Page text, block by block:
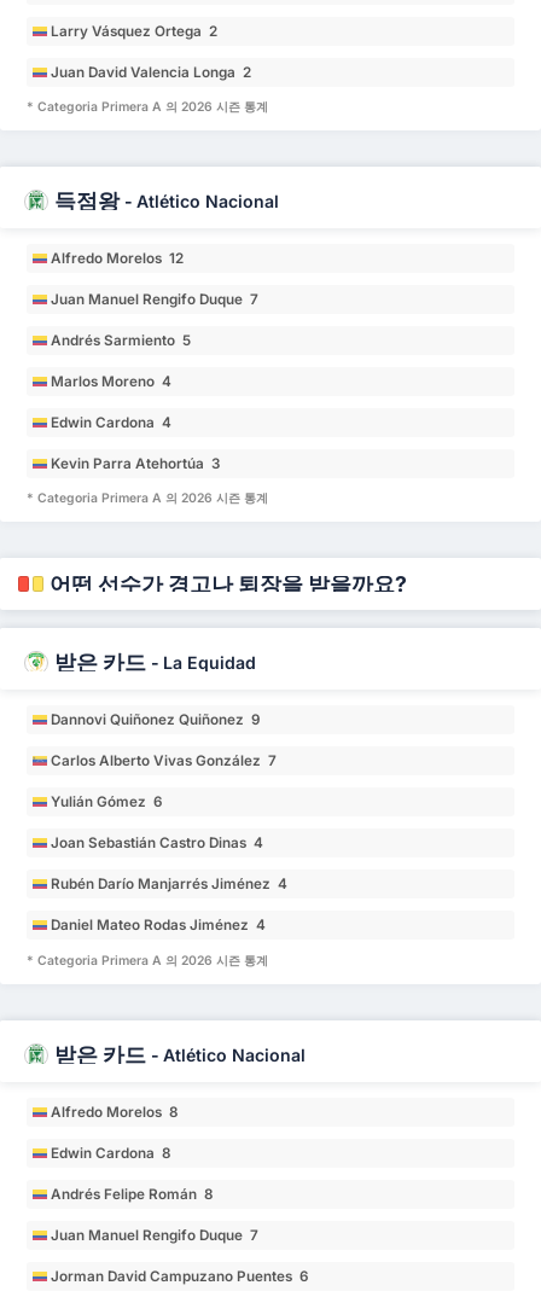
Larry Vásquez Ortega 2
Juan David Valencia Longa 2
* Categoria Primera A 의 2026 시즌 통계
득점왕 - Atlético Nacional
Alfredo Morelos 12
Juan Manuel Rengifo Duque 7
Andrés Sarmiento 5
Marlos Moreno 4
Edwin Cardona 4
Kevin Parra Atehortúa 3
* Categoria Primera A 의 2026 시즌 통계
어떤 선수가 경고나 퇴장을 받을까요?
받은 카드 - La Equidad
Dannovi Quiñonez Quiñonez 9
Carlos Alberto Vivas González 7
Yulián Gómez 6
Joan Sebastián Castro Dinas 4
Rubén Darío Manjarrés Jiménez 4
Daniel Mateo Rodas Jiménez 4
* Categoria Primera A 의 2026 시즌 통계
받은 카드 - Atlético Nacional
Alfredo Morelos 8
Edwin Cardona 8
Andrés Felipe Román 8
Juan Manuel Rengifo Duque 7
Jorman David Campuzano Puentes 6